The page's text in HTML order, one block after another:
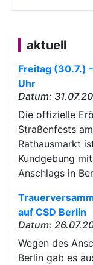
aktuell
Freitag (30.7.)
Uhr
Datum:
Die offizielle
Straßenfests
Rathausmarkt
Kundgebung
Anschlags in
auf CSD Berlin
Datum:
Wegen des
Berlin gab es